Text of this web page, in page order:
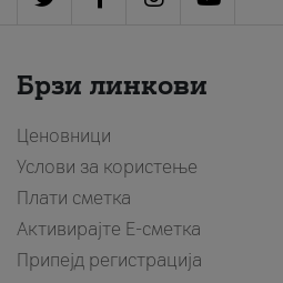
Брзи линкови
Ценовници
Услови за користење
Плати сметка
Активирајте Е-сметка
Припејд регистрација